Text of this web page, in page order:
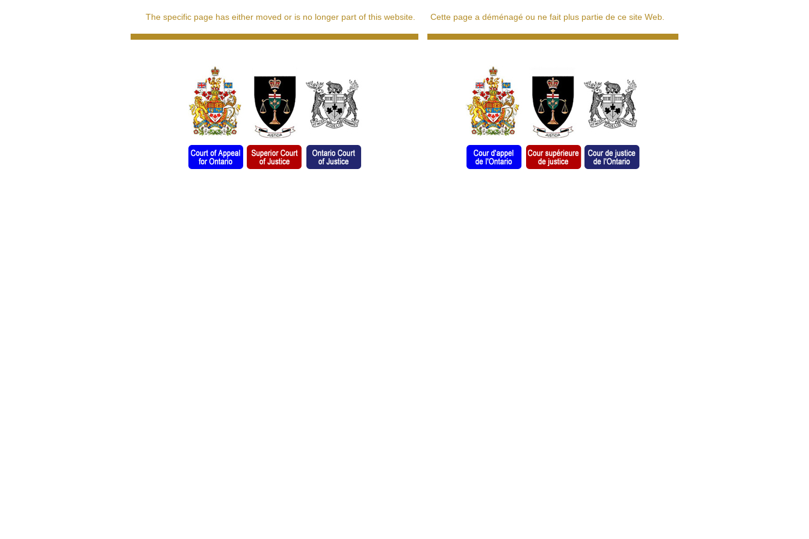
The specific page has either moved or is no longer part of this website. Cette page a déménagé ou ne fait plus partie de ce site Web.